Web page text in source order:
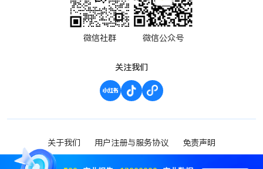
微信社群 微信公众号
关注我们
关于我们 用户注册与服务协议 免责声明